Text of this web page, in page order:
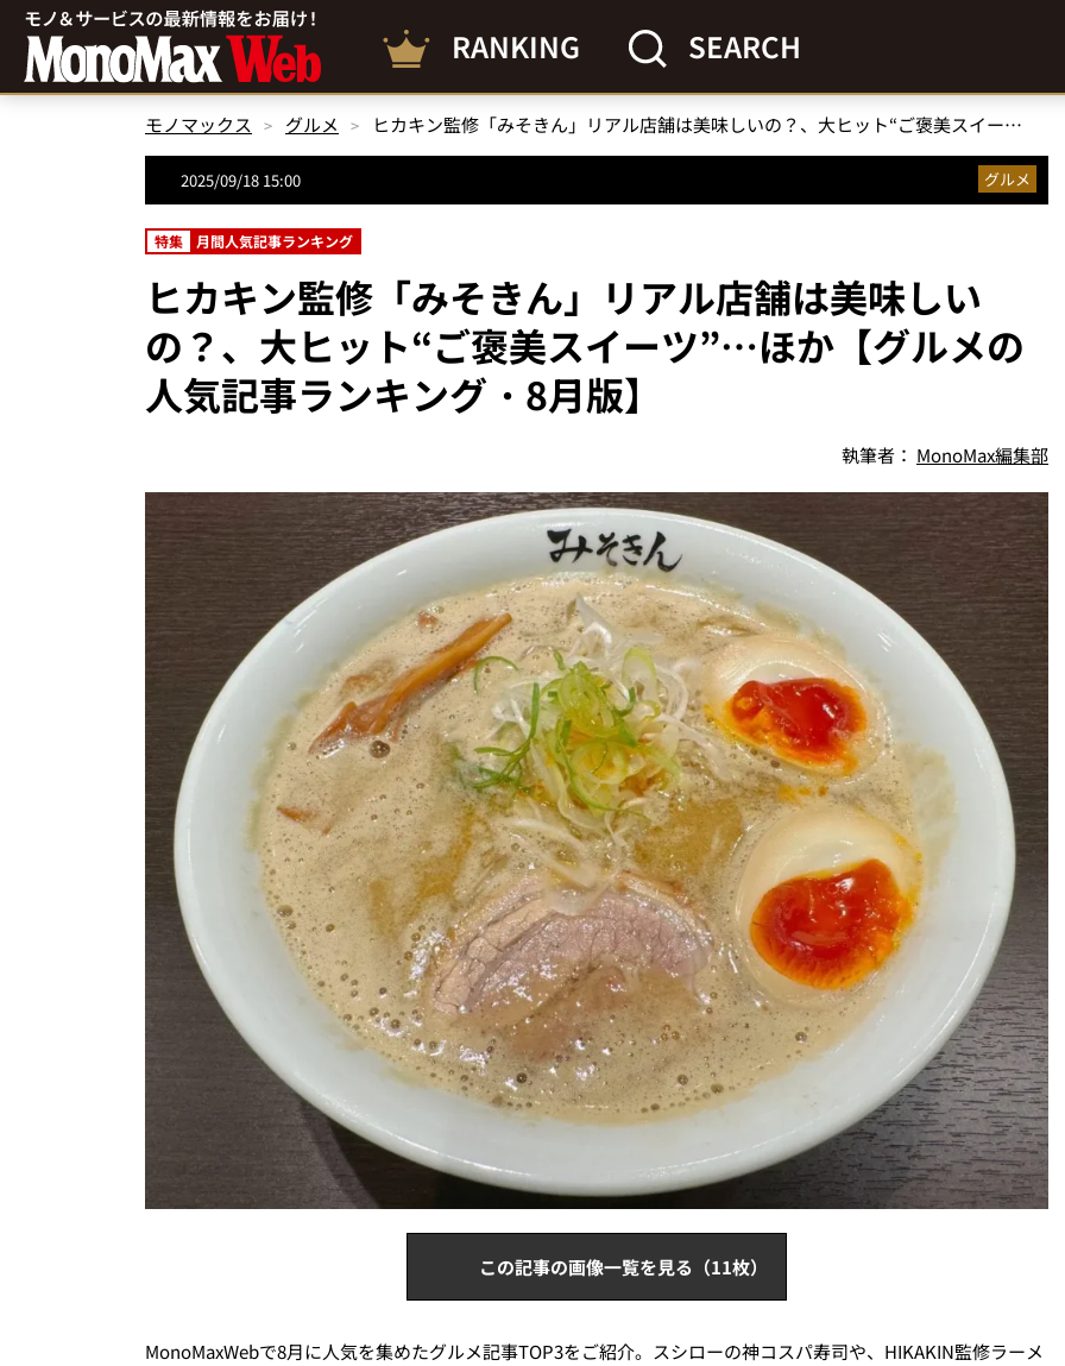
RANKING SEARCH
モノマックス グルメ ヒカキン監修「みそきん」リアル店舗は美味しいの？、大ヒット“ご褒美スイーツ”…ほか【グルメの人気記事ランキング・8月版】
2025/09/18 15:00 グルメ
特集 月間人気記事ランキング
ヒカキン監修「みそきん」リアル店舗は美味しい
の？、大ヒット“ご褒美スイーツ”…ほか【グルメの
人気記事ランキング・8月版】
執筆者： MonoMax編集部
この記事の画像一覧を見る（11枚）
MonoMaxWebで8月に人気を集めたグルメ記事TOP3をご紹介。スシローの神コスパ寿司や、HIKAKIN監修ラーメ